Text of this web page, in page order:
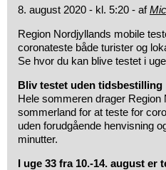
8. august 2020 - kl. 5:20 - af
Region Nordjyllands mobile
coronateste både turister og
Se hvor du kan blive testet i
Bliv testet uden tidsbestilling
Hele sommeren drager
sommerland for at teste for
uden forudgående henvisning
minutter.
I uge 33 fra 10.-14. august er